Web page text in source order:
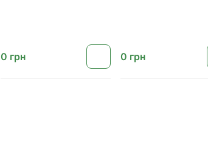
0 грн 0 грн